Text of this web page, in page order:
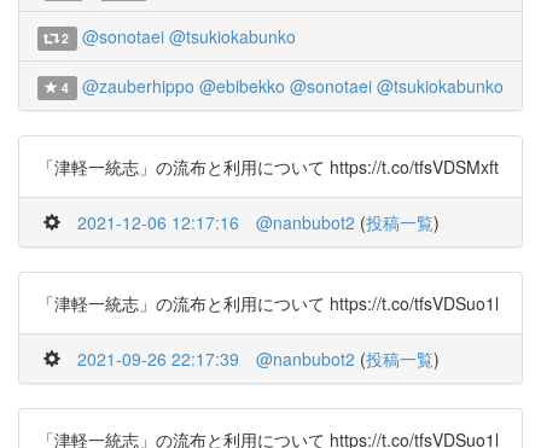
2 @sonotaei @tsukiokabunko
4 @zauberhippo @ebibekko @sonotaei @tsukiokabunko
「津軽一統志」の流布と利用について https://t.co/tfsVDSMxft
2021-12-06 12:17:16 @nanbubot2 (投稿一覧)
「津軽一統志」の流布と利用について https://t.co/tfsVDSuo1l
2021-09-26 22:17:39 @nanbubot2 (投稿一覧)
「津軽一統志」の流布と利用について https://t.co/tfsVDSuo1l